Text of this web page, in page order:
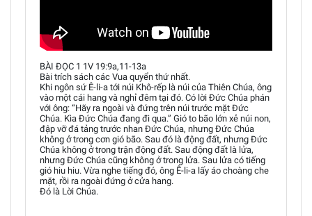
BÀI ĐỌC 1 1V 19:9a,11-13a
Bài trích sách các Vua quyển thứ nhất.
Khi ngôn sứ Ê-li-a tới núi Khô-rếp là núi của Thiên Chúa, ông
vào một cái hang và nghỉ đêm tại đó. Có lời Đức Chúa phán
với ông: “Hãy ra ngoài và đứng trên núi trước mặt Đức
Chúa. Kìa Đức Chúa đang đi qua.” Gió to bão lớn xẻ núi non,
đập vỡ đá tảng trước nhan Đức Chúa, nhưng Đức Chúa
không ở trong cơn gió bão. Sau đó là động đất, nhưng Đức
Chúa không ở trong trận động đất. Sau động đất là lửa,
nhưng Đức Chúa cũng không ở trong lửa. Sau lửa có tiếng
gió hiu hiu. Vừa nghe tiếng đó, ông Ê-li-a lấy áo choàng che
mặt, rồi ra ngoài đứng ở cửa hang.
Đó là Lời Chúa.